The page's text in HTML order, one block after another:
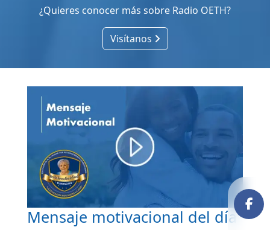
¿Quieres conocer más sobre Radio OETH?
Visítanos
Mensaje motivacional del día